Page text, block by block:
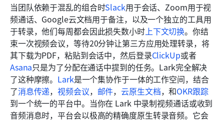
当团队依赖于混乱的组合时Slack用于会话、Zoom用于视
频通话、Google云文档用于备注，以及一个独立的工具用
于转录，他们每周都会因此损失数小时上下文切换。你结
束一次视频会议，等待20分钟让第三方应用处理转录，将
其下载为PDF，粘贴到会话中，然后登录ClickUp或者
Asana只是为了分配在通话中提到的任务。Lark完全解决
了这种摩擦。 Lark是一个集协作于一体的工作空间，结合
了消息传递， 视频会议， 邮件， 云原生文档，和OKR跟踪
到一个统一的平台中。当你在 Lark 中录制视频通话或收到
音频消息时，平台会以极高的精确度原生转录音频。它会